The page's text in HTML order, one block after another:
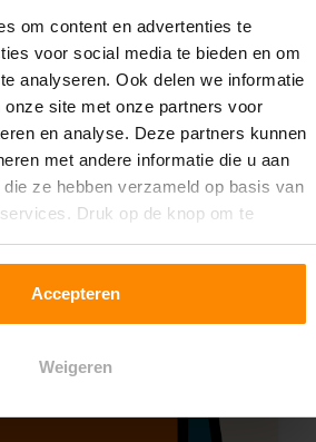
om content en advertenties te
voor social media te bieden en om
analyseren. Ook delen we informatie
site met onze partners voor
en analyse. Deze partners kunnen
met andere informatie die u aan
ze hebben verzameld op basis van
Druk op de knop om te
Accepteren
Weigeren
uitbesteden?
Laat ons het doen!